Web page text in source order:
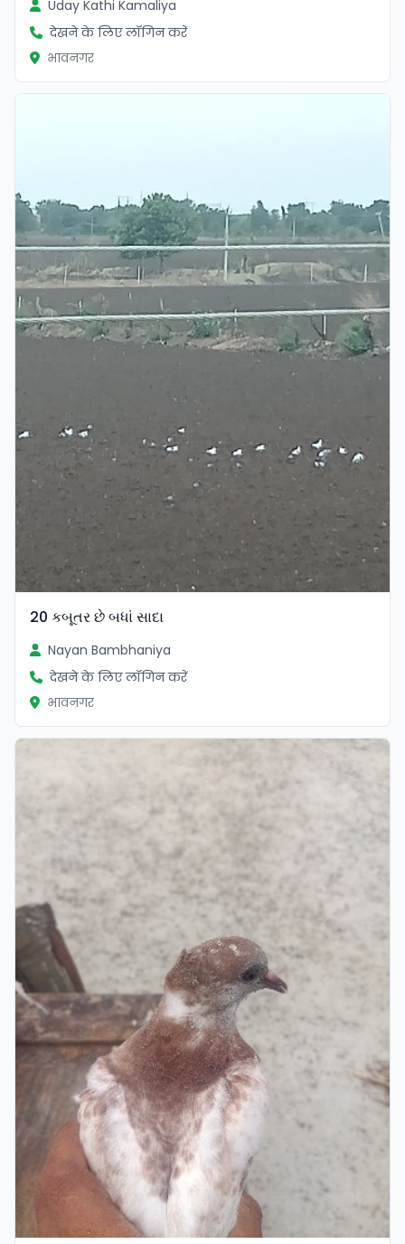
Uday Kathi Kamaliya
देखने के लिए लॉगिन करें
भावनगर
20 કબૂતર છે બધાં સાદા
Nayan Bambhaniya
देखने के लिए लॉगिन करें
भावनगर